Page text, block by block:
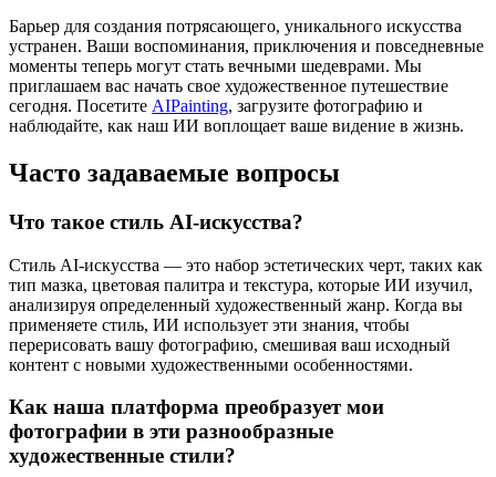
Барьер для создания потрясающего, уникального искусства
устранен. Ваши воспоминания, приключения и повседневные
моменты теперь могут стать вечными шедеврами. Мы
приглашаем вас начать свое художественное путешествие
сегодня. Посетите AIPainting, загрузите фотографию и
наблюдайте, как наш ИИ воплощает ваше видение в жизнь.
Часто задаваемые вопросы
Что такое стиль AI-искусства?
Стиль AI-искусства — это набор эстетических черт, таких как
тип мазка, цветовая палитра и текстура, которые ИИ изучил,
анализируя определенный художественный жанр. Когда вы
применяете стиль, ИИ использует эти знания, чтобы
перерисовать вашу фотографию, смешивая ваш исходный
контент с новыми художественными особенностями.
Как наша платформа преобразует мои
фотографии в эти разнообразные
художественные стили?